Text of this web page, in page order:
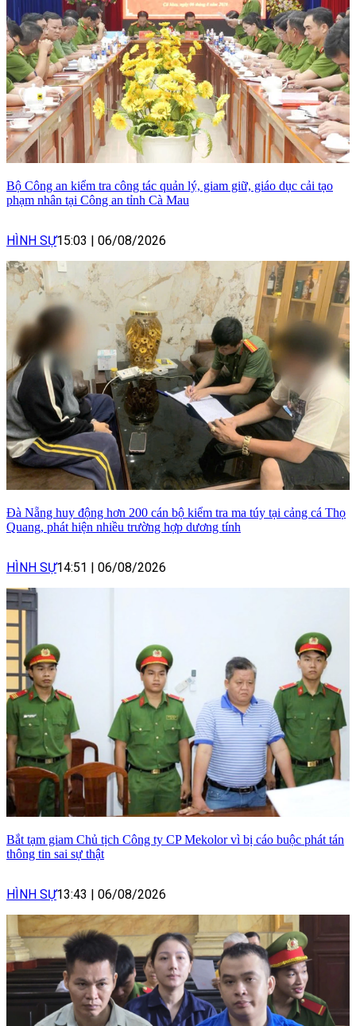
Bộ Công an kiểm tra công tác quản lý, giam giữ, giáo dục cải tạo
phạm nhân tại Công an tỉnh Cà Mau
HÌNH SỰ15:03 | 06/08/2026
Đà Nẵng huy động hơn 200 cán bộ kiểm tra ma túy tại cảng cá Thọ
Quang, phát hiện nhiều trường hợp dương tính
HÌNH SỰ14:51 | 06/08/2026
Bắt tạm giam Chủ tịch Công ty CP Mekolor vì bị cáo buộc phát tán
thông tin sai sự thật
HÌNH SỰ13:43 | 06/08/2026